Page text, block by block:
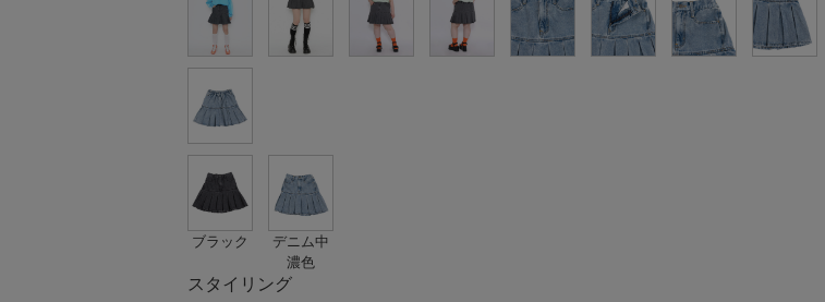
ブラック
デニム中
濃色
スタイリング